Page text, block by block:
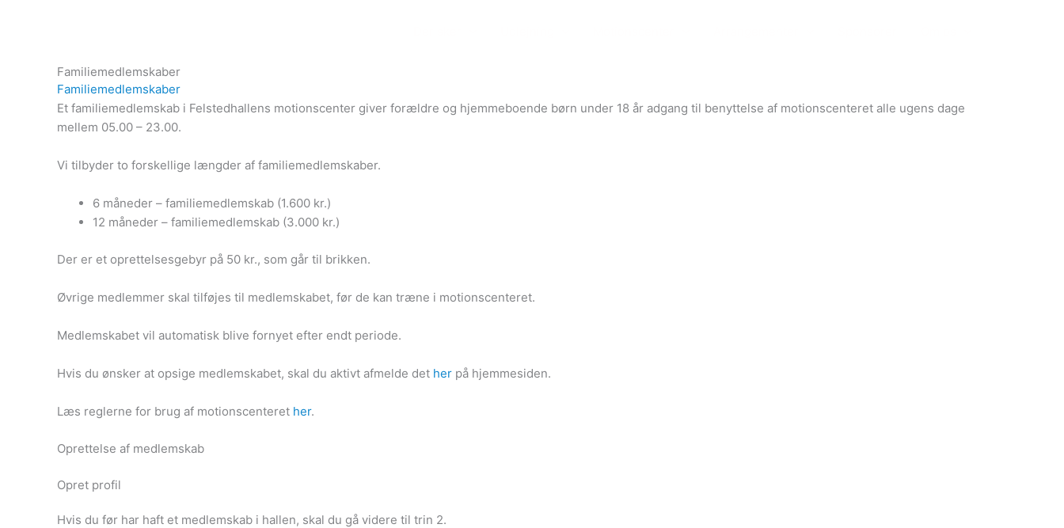
Familiemedlemskaber
Familiemedlemskaber
Et familiemedlemskab i Felstedhallens motionscenter giver forældre og hjemmeboende børn under 18 år adgang til benyttelse af motionscenteret alle ugens dage
mellem 05.00 – 23.00.
Vi tilbyder to forskellige længder af familiemedlemskaber.
6 måneder – familiemedlemskab (1.600 kr.)
12 måneder – familiemedlemskab (3.000 kr.)
Der er et oprettelsesgebyr på 50 kr., som går til brikken.
Øvrige medlemmer skal tilføjes til medlemskabet, før de kan træne i motionscenteret.
Medlemskabet vil automatisk blive fornyet efter endt periode.
Hvis du ønsker at opsige medlemskabet, skal du aktivt afmelde det her på hjemmesiden.
Læs reglerne for brug af motionscenteret her.
Oprettelse af medlemskab
Opret profil
Hvis du før har haft et medlemskab i hallen, skal du gå videre til trin 2.